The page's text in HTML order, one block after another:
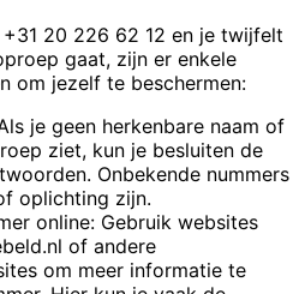
20 226 62 12 en je twijfelt
gaat, zijn er enkele
om jezelf te beschermen:
je geen herkenbare naam of
ziet, kun je besluiten de
Onbekende nummers
oplichting zijn.
online: Gebruik websites
of andere
om meer informatie te